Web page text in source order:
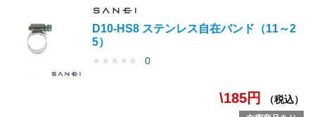
D10-HS8 ステンレス自在バンド（11～2
5）
★ ★ ★ ★ ★ 0
\185円 （税込）